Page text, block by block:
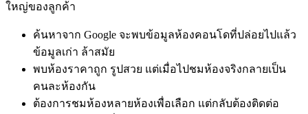
ใหญ่ของลูกค้า
ค้นหาจาก Google จะพบข้อมูลห้องคอนโดที่ปล่อยไปแล้ว
ข้อมูลเก่า ล้าสมัย
พบห้องราคาถูก รูปสวย แต่เมื่อไปชมห้องจริงกลายเป็น
คนละห้องกัน
ต้องการชมห้องหลายห้องเพื่อเลือก แต่กลับต้องติดต่อ